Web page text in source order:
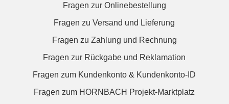
Fragen zur Onlinebestellung
Fragen zu Versand und Lieferung
Fragen zu Zahlung und Rechnung
Fragen zur Rückgabe und Reklamation
Fragen zum Kundenkonto & Kundenkonto-ID
Fragen zum HORNBACH Projekt-Marktplatz